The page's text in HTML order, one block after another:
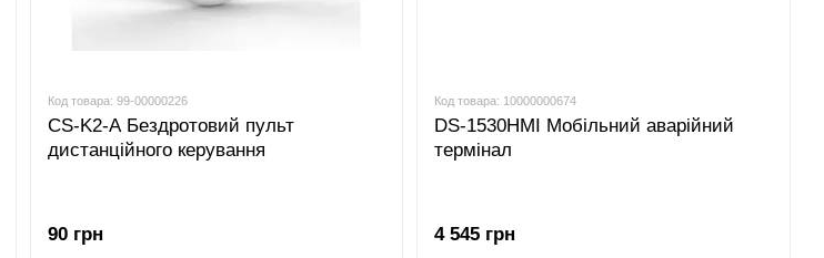
Код товара: 99-00000226
CS-K2-A Бездротовий пульт
дистанційного керування
90 грн
Код товара: 10000000674
DS-1530HMI Мобільний аварійний
термінал
4 545 грн